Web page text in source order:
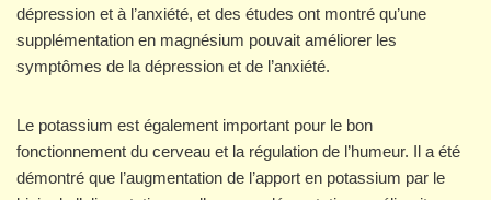
dépression et à l’anxiété, et des études ont montré qu’une
supplémentation en magnésium pouvait améliorer les
symptômes de la dépression et de l’anxiété.
Le potassium est également important pour le bon
fonctionnement du cerveau et la régulation de l’humeur. Il a été
démontré que l’augmentation de l’apport en potassium par le